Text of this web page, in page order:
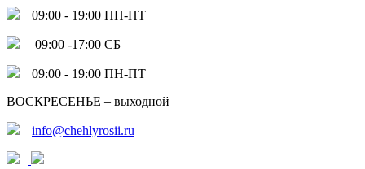
09:00 - 19:00 ПН-ПТ
09:00 -17:00 СБ
09:00 - 19:00 ПН-ПТ
ВОСКРЕСЕНЬЕ – выходной
info@chehlyrosii.ru